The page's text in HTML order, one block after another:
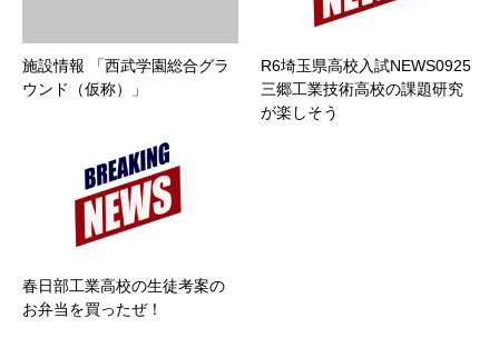
施設情報 「西武学園総合グラ
ウンド（仮称）」
R6埼玉県高校入試NEWS0925
三郷工業技術高校の課題研究
が楽しそう
春日部工業高校の生徒考案の
お弁当を買ったぜ！